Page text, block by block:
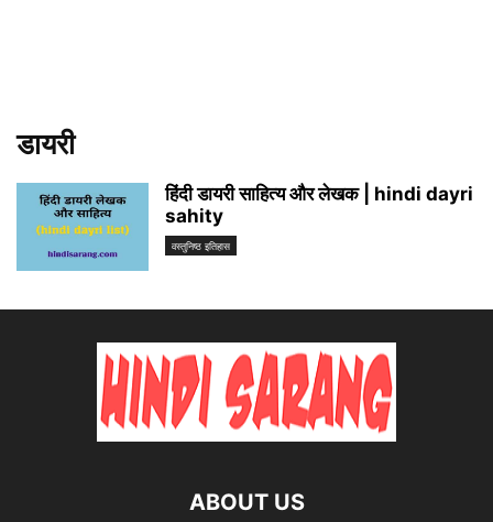
डायरी
हिंदी डायरी साहित्य और लेखक | hindi dayri
sahity
वस्तुनिष्ठ इतिहास
ABOUT US